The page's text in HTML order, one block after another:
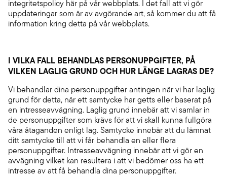
integritetspolicy här på vår webbplats. I det fall att vi gör
uppdateringar som är av avgörande art, så kommer du att få
information kring detta på vår webbplats.
I VILKA FALL BEHANDLAS PERSONUPPGIFTER, PÅ
VILKEN LAGLIG GRUND OCH HUR LÄNGE LAGRAS DE?
Vi behandlar dina personuppgifter antingen när vi har laglig
grund för detta, när ett samtycke har getts eller baserat på
en intresseavvägning. Laglig grund innebär att vi samlar in
de personuppgifter som krävs för att vi skall kunna fullgöra
våra åtaganden enligt lag. Samtycke innebär att du lämnat
ditt samtycke till att vi får behandla en eller flera
personuppgifter. Intresseavvägning innebär att vi gör en
avvägning vilket kan resultera i att vi bedömer oss ha ett
intresse av att få behandla dina personuppgifter.